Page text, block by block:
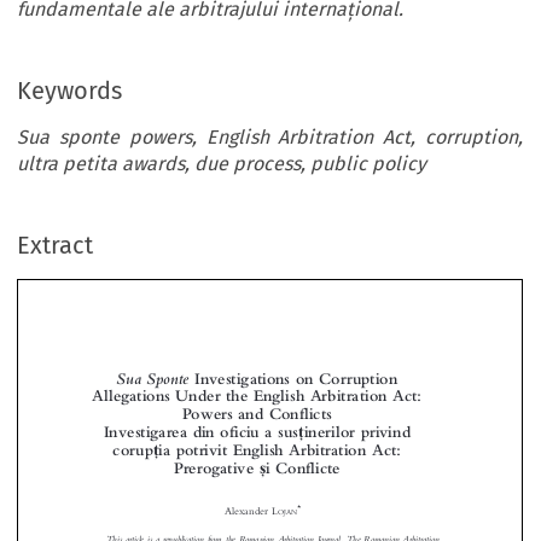
fundamentale ale arbitrajului internațional.
Keywords
Sua sponte powers, English Arbitration Act, corruption,
ultra petita awards, due process, public policy
Extract




 


  
 



Powers and Conflicts
Investigarea din oficiu a susținerilor privind
ț ia potrivit English Arbitration Act:
Prerogative și Conflicte
Arbitration Journal. The Romanian Arbitration
Journal is a Wolters Kluwer publication indexed in Kluwer Arbitration database. The original article